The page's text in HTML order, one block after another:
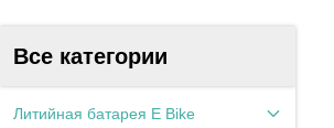
Все категории
Литийная батарея E Bike